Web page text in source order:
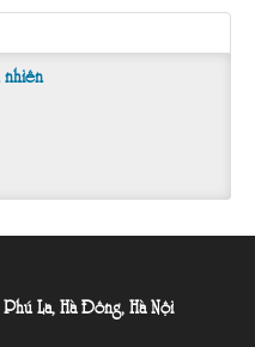
La, Hà Đông, Hà Nội